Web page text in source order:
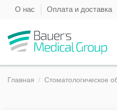
О нас Оплата и доставка
Главная Стоматологическое